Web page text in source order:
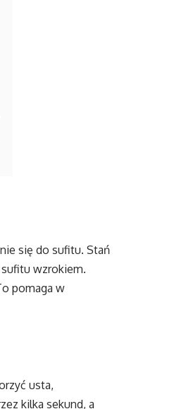
się do sufitu. Stań
wzrokiem.
pomaga w
usta,
kilka sekund, a